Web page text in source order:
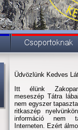
Üdvözlünk Kedves
Itt élünk
meseszép Tátra
nem egyszer
ritkaszép
információ nem
Interneten. Ezért